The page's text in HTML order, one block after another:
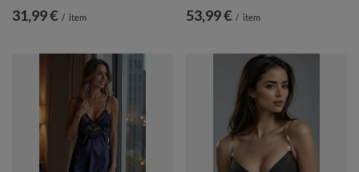
31,99 € / item 53,99 € / item